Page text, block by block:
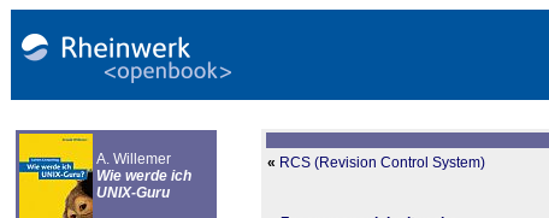
A. Willemer
Wie werde ich
UNIX-Guru
« RCS (Revision Control System)